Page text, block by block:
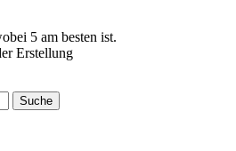
5 am besten ist.
Erstellung
Suche